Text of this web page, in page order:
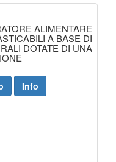
ALIMENTARE
A BASE DI
DOTATE DI UNA
Info